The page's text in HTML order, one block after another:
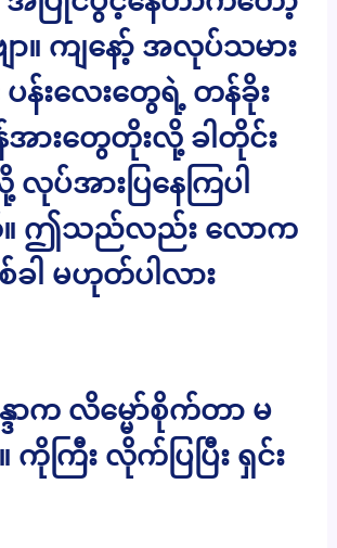
ျာ။ ကျနော့် အလုပ်သမား
န်းလေးတွေရဲ့ တန်ခိုး
အားတွေတိုးလို့ ခါတိုင်း
အားပြနေကြပါ
ဤသည်လည်း လောက
ါ မဟုတ်ပါလား
ဒာက လိမ္မော်စိုက်တာ မ
ကိုကြီး လိုက်ပြပြီး ရှင်း